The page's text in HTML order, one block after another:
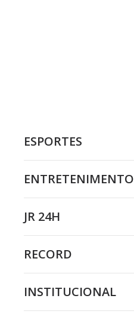
ESPORTES
ENTRETENIMENTO
JR 24H
RECORD
INSTITUCIONAL